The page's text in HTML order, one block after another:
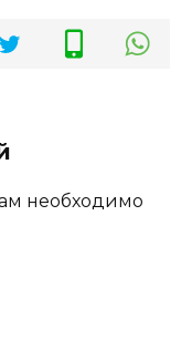
необходимо